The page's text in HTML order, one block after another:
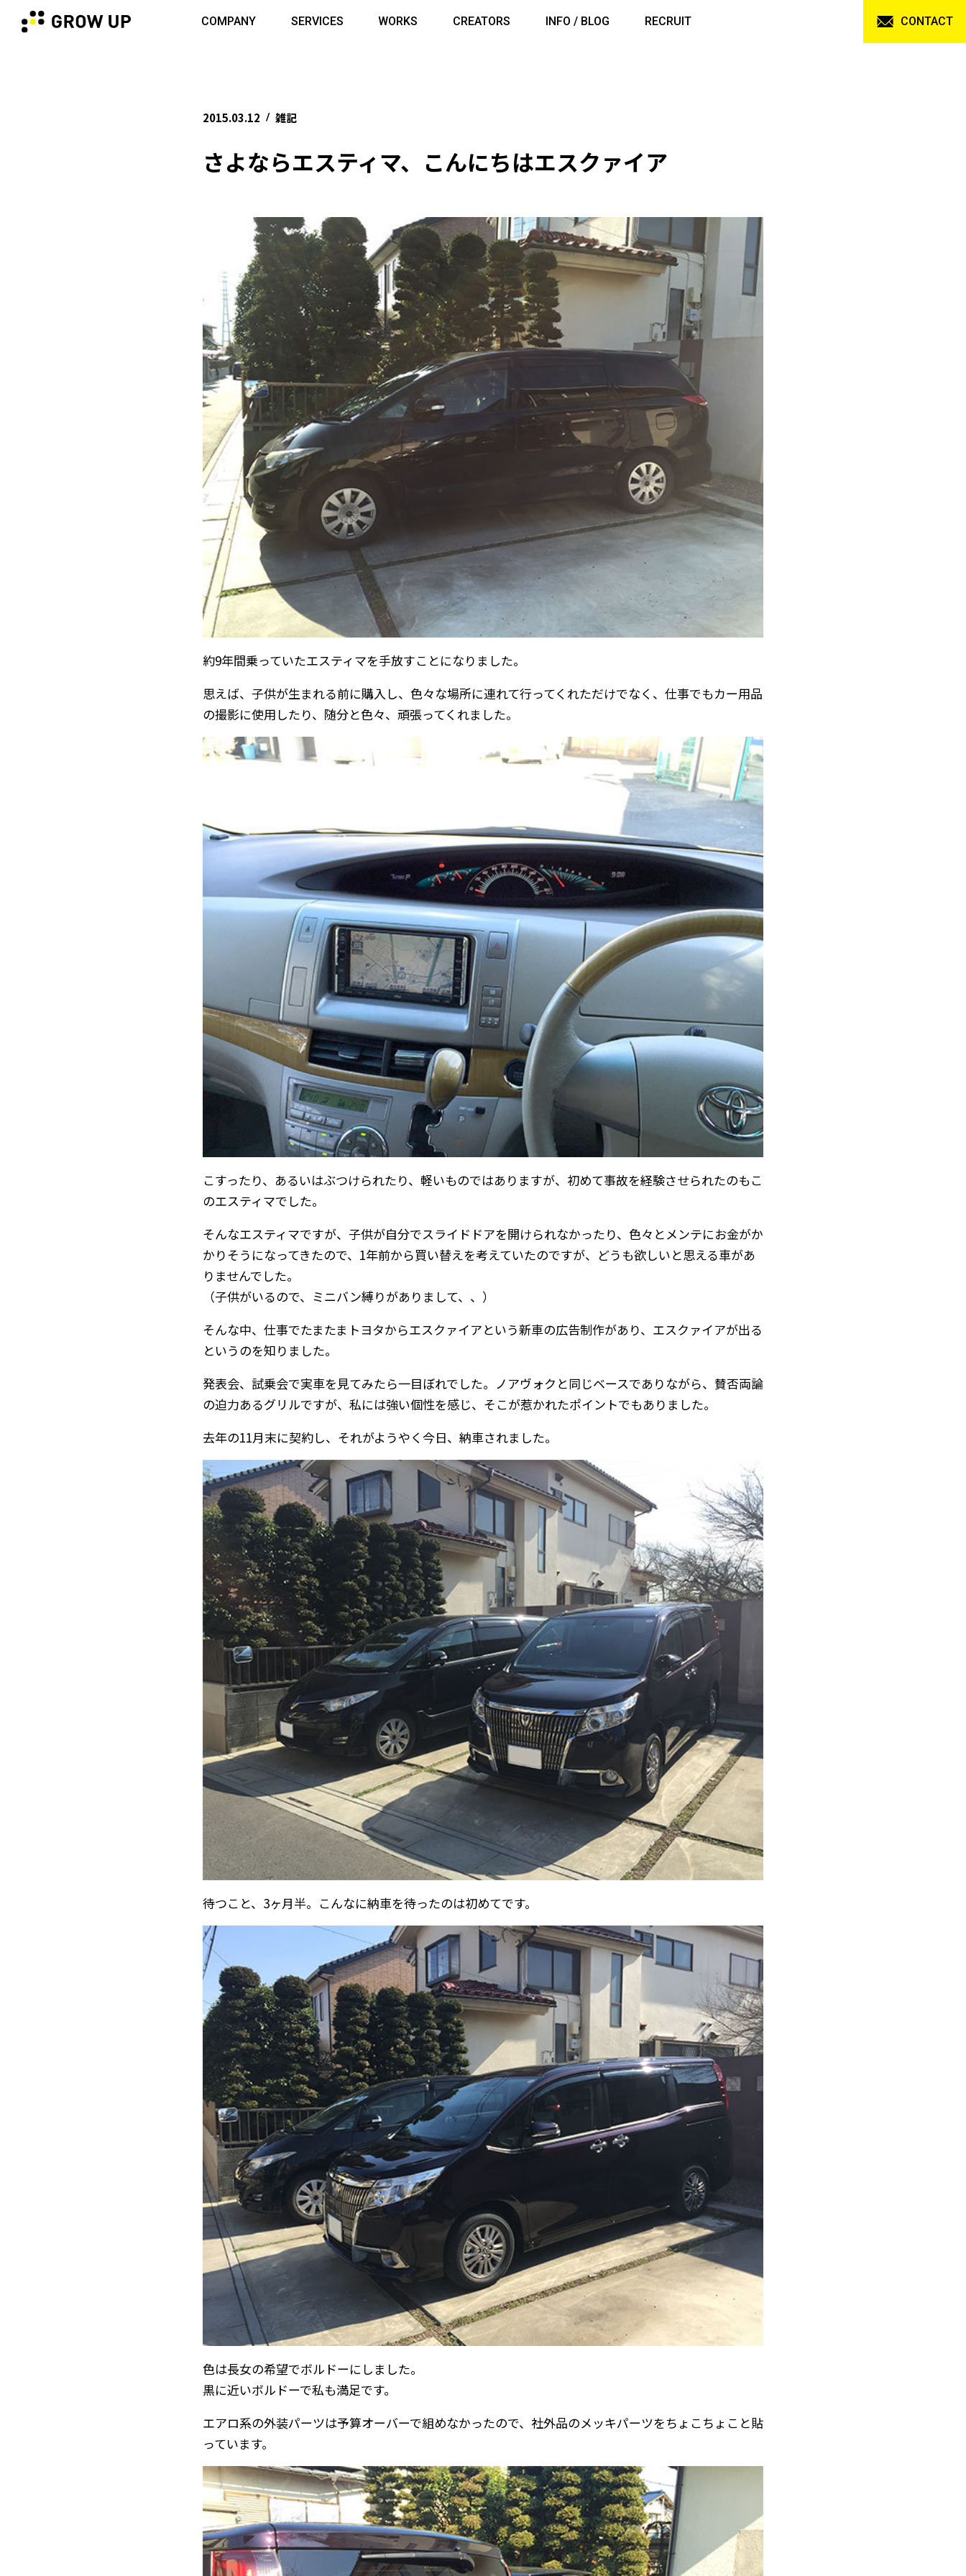
COMPANY SERVICES WORKS CREATORS INFO / BLOG RECRUIT CONTACT
さよならエスティマ、こんにちはエスクァイア
2015.03.12 / 雑記
約9年間乗っていたエスティマを手放すことになりました。
思えば、子供が生まれる前に購入し、色々な場所に連れて行ってくれただけでなく、仕事でもカー用品
の撮影に使用したり、随分と色々、頑張ってくれました。
こすったり、あるいはぶつけられたり、軽いものではありますが、初めて事故を経験させられたのもこ
のエスティマでした。
そんなエスティマですが、子供が自分でスライドドアを開けられなかったり、色々とメンテにお金がか
かりそうになってきたので、1年前から買い替えを考えていたのですが、どうも欲しいと思える車があ
りませんでした。
（子供がいるので、ミニバン縛りがありまして、、）
そんな中、仕事でたまたまトヨタからエスクァイアという新車の広告制作があり、エスクァイアが出る
というのを知りました。
発表会、試乗会で実車を見てみたら一目ぼれでした。ノアヴォクと同じベースでありながら、賛否両論
の迫力あるグリルですが、私には強い個性を感じ、そこが惹かれたポイントでもありました。
去年の11月末に契約し、それがようやく今日、納車されました。
待つこと、3ヶ月半。こんなに納車を待ったのは初めてです。
色は長女の希望でボルドーにしました。
黒に近いボルドーで私も満足です。
エアロ系の外装パーツは予算オーバーで組めなかったので、社外品のメッキパーツをちょこちょこと貼
っています。